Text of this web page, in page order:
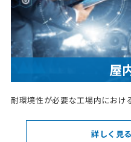
屋
耐環境性が必要な工場内におけ
詳しく見る